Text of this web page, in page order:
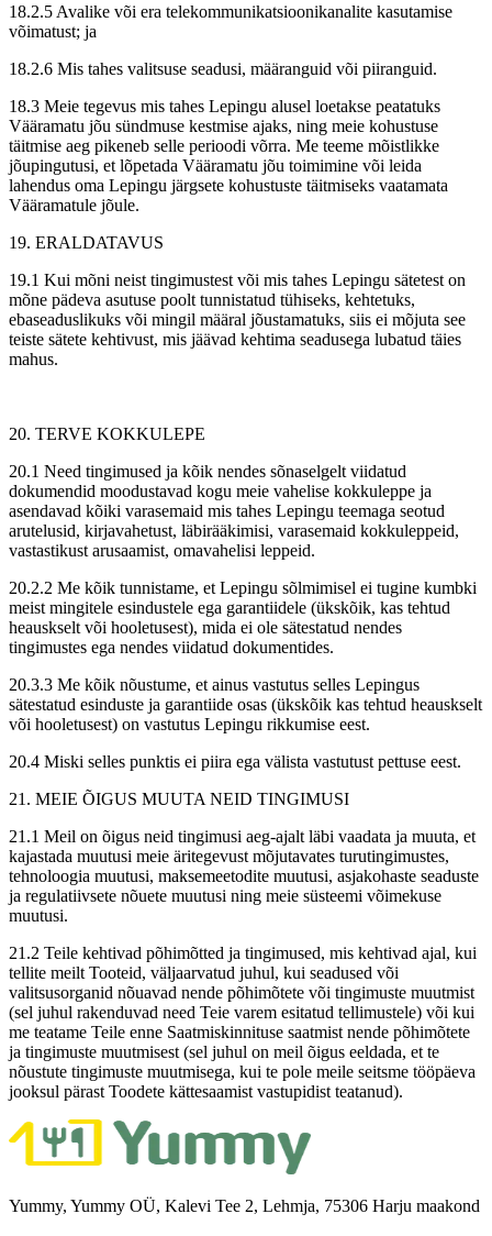
18.2.5 Avalike või era telekommunikatsioonikanalite kasutamise
võimatust; ja
18.2.6 Mis tahes valitsuse seadusi, määranguid või piiranguid.
18.3 Meie tegevus mis tahes Lepingu alusel loetakse peatatuks
Vääramatu jõu sündmuse kestmise ajaks, ning meie kohustuse
täitmise aeg pikeneb selle perioodi võrra. Me teeme mõistlikke
jõupingutusi, et lõpetada Vääramatu jõu toimimine või leida
lahendus oma Lepingu järgsete kohustuste täitmiseks vaatamata
Vääramatule jõule.
19. ERALDATAVUS
19.1 Kui mõni neist tingimustest või mis tahes Lepingu sätetest on
mõne pädeva asutuse poolt tunnistatud tühiseks, kehtetuks,
ebaseaduslikuks või mingil määral jõustamatuks, siis ei mõjuta see
teiste sätete kehtivust, mis jäävad kehtima seadusega lubatud täies
mahus.
20. TERVE KOKKULEPE
20.1 Need tingimused ja kõik nendes sõnaselgelt viidatud
dokumendid moodustavad kogu meie vahelise kokkuleppe ja
asendavad kõiki varasemaid mis tahes Lepingu teemaga seotud
arutelusid, kirjavahetust, läbirääkimisi, varasemaid kokkuleppeid,
vastastikust arusaamist, omavahelisi leppeid.
20.2.2 Me kõik tunnistame, et Lepingu sõlmimisel ei tugine kumbki
meist mingitele esindustele ega garantiidele (ükskõik, kas tehtud
heauskselt või hooletusest), mida ei ole sätestatud nendes
tingimustes ega nendes viidatud dokumentides.
20.3.3 Me kõik nõustume, et ainus vastutus selles Lepingus
sätestatud esinduste ja garantiide osas (ükskõik kas tehtud heauskselt
või hooletusest) on vastutus Lepingu rikkumise eest.
20.4 Miski selles punktis ei piira ega välista vastutust pettuse eest.
21. MEIE ÕIGUS MUUTA NEID TINGIMUSI
21.1 Meil on õigus neid tingimusi aeg-ajalt läbi vaadata ja muuta, et
kajastada muutusi meie äritegevust mõjutavates turutingimustes,
tehnoloogia muutusi, maksemeetodite muutusi, asjakohaste seaduste
ja regulatiivsete nõuete muutusi ning meie süsteemi võimekuse
muutusi.
21.2 Teile kehtivad põhimõtted ja tingimused, mis kehtivad ajal, kui
tellite meilt Tooteid, väljaarvatud juhul, kui seadused või
valitsusorganid nõuavad nende põhimõtete või tingimuste muutmist
(sel juhul rakenduvad need Teie varem esitatud tellimustele) või kui
me teatame Teile enne Saatmiskinnituse saatmist nende põhimõtete
ja tingimuste muutmisest (sel juhul on meil õigus eeldada, et te
nõustute tingimuste muutmisega, kui te pole meile seitsme tööpäeva
jooksul pärast Toodete kättesaamist vastupidist teatanud).
Yummy, Yummy OÜ, Kalevi Tee 2, Lehmja, 75306 Harju maakond